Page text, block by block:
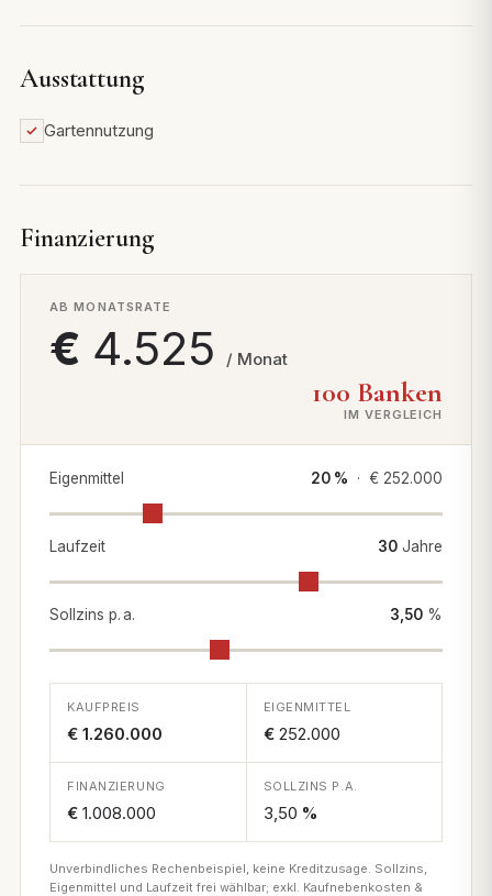
Ausstattung
Gartennutzung
Finanzierung
AB MONATSRATE
€ 4.525 / Monat
100 Banken
IM VERGLEICH
Eigenmittel 20 % · € 252.000
Laufzeit 30 Jahre
Sollzins p. a. 3,50 %
KAUFPREIS
€ 1.260.000
EIGENMITTEL
€ 252.000
FINANZIERUNG
€ 1.008.000
SOLLZINS P.A.
3,50 %
Unverbindliches Rechenbeispiel, keine Kreditzusage. Sollzins,
Eigenmittel und Laufzeit frei wählbar; exkl. Kaufnebenkosten &